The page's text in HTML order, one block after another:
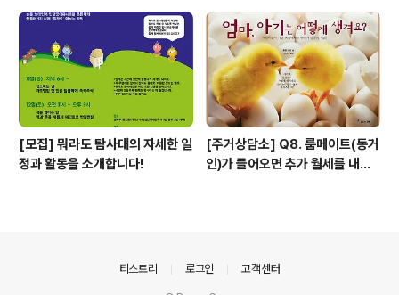
[모집] 뭐라도 탐사대의 자세한 일
정과 활동을 소개합니다!
[주거상담소] Q8. 룸메이트(동거
인)가 들어오면 추가 월세를 내야
티스토리 로그인 고객센터